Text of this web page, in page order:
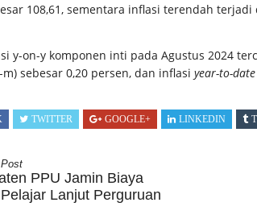
108,61, sementara inflasi terendah
y-on-y komponen inti pada Agustus 2024
sebesar 0,20 persen, dan inflasi year-to-date
TWITTER GOOGLE+ LINKEDIN
PPU Jamin Biaya
Lanjut Perguruan